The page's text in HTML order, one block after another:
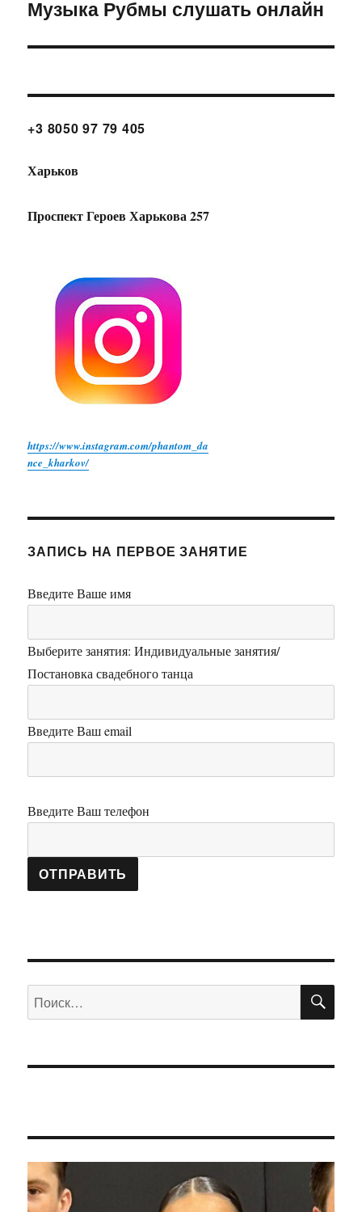
Следующая
Музыка Рубмы слушать онлайн
+3 8050 97 79 405
Харьков
Проспект Героев Харькова 257
https://www.instagram.com/phantom_da
nce_kharkov/
ЗАПИСЬ НА ПЕРВОЕ ЗАНЯТИЕ
Введите Ваше имя
Выберите занятия: Индивидуальные занятия/
Постановка свадебного танца
Введите Ваш email
Введите Ваш телефон
Искать: